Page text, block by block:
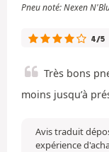
Pneu noté: Nexen
4/5
Très bons
moins jusqu’à
Avis traduit
expérience